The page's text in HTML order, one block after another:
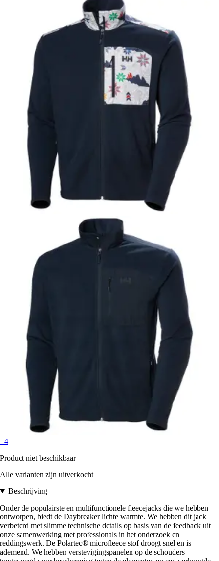
+4
Product niet beschikbaar
Alle varianten zijn uitverkocht
Beschrijving
Onder de populairste en multifunctionele fleecejacks die we hebben
ontworpen, biedt de Daybreaker lichte warmte. We hebben dit jack
verbeterd met slimme technische details op basis van de feedback uit
onze samenwerking met professionals in het onderzoek en
reddingswerk. De Polartec® microfleece stof droogt snel en is
ademend. We hebben verstevigingspanelen op de schouders